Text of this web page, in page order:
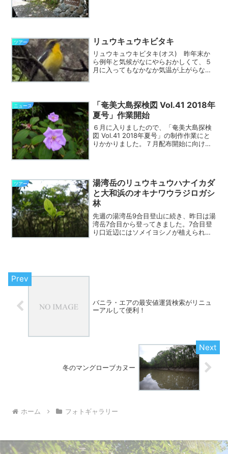
ツアー リュウキュウキビタキ
リュウキュウキビタキ(オス) 昨年末か
ら例年と気候がなにやらおかしくて、５
月に入ってもなかなか気温が上がらない
き声がなかなか聞けず、...
ニュース
「奄美大島探検図 Vol.41 2018年
夏号」作業開始
６月に入りましたので、「奄美大島探検
図 Vol.41 2018年夏号」の制作作業にと
りかかりました。７月配布開始に向け
いに廻りました。...
ツアー
湯湾岳のリュウキュウハナイカダ
と大和浜のオキナワウラジロガシ
林
先週の湯湾岳9合目登山に続き、昨日は湯
湾岳7合目から登ってきました。7合目登
り口近辺にはソメイヨシノが植えられて
バニラ・エアの最安値運賃検索がリニュ
ーアルして便利！
冬のマングローブカヌー
ホーム フォトギャラリー